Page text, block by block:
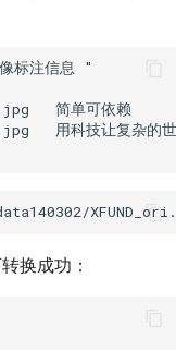
换成功：